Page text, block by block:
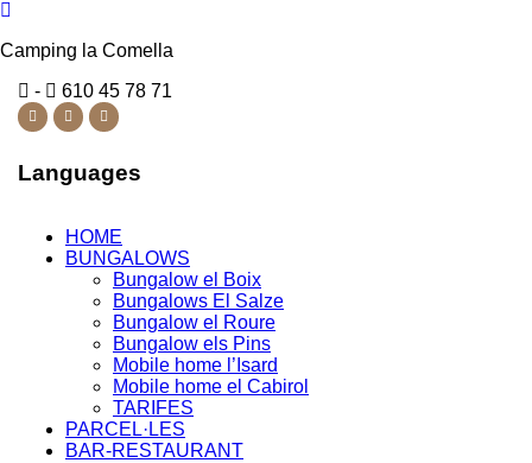
Camping la Comella
-
610 45 78 71
Languages
HOME
BUNGALOWS
Bungalow el Boix
Bungalows El Salze
Bungalow el Roure
Bungalow els Pins
Mobile home l’Isard
Mobile home el Cabirol
TARIFES
PARCEL·LES
BAR-RESTAURANT